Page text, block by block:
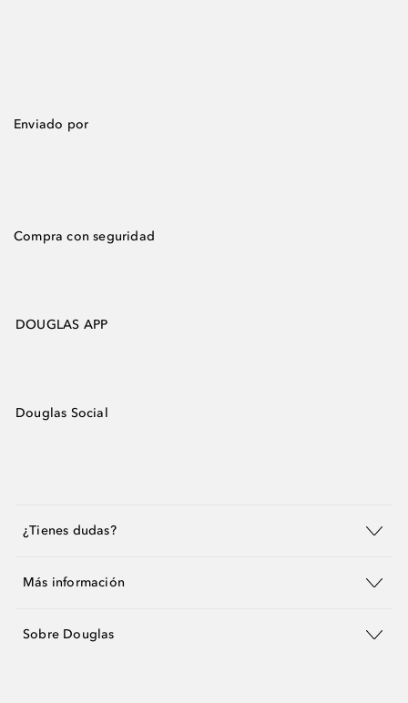
Enviado por
Compra con seguridad
DOUGLAS APP
Douglas Social
¿Tienes dudas?
Más información
Sobre Douglas